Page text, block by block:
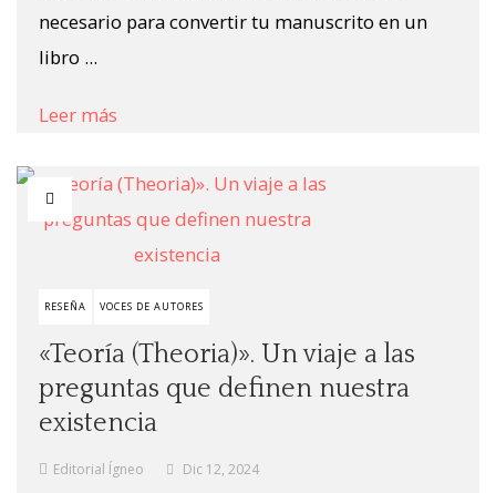
necesario para convertir tu manuscrito en un
libro ...
Leer más
RESEÑA VOCES DE AUTORES
«Teoría (Theoria)». Un viaje a las
preguntas que definen nuestra
existencia
Editorial Ígneo Dic 12, 2024